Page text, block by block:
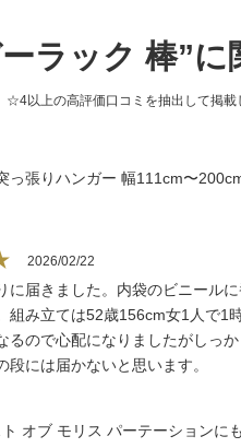
ラック 棒”
☆4以上の高評価口コミを抽出して掲
っ張りハンガー 幅111cm〜
2026/02/22
に届きました。内袋のビニール
組み立ては52歳156cm女1人で1
るので心配になりましたがしっ
段には届かないと思います。
オブ モリス パーテーションに